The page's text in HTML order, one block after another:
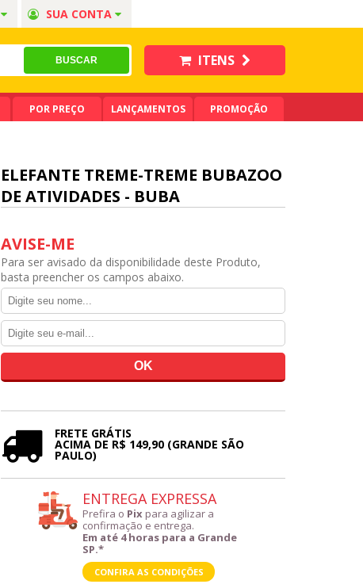
SUA CONTA
ITENS
POR PREÇO LANÇAMENTOS PROMOÇÃO
ELEFANTE TREME-TREME BUBAZOO
DE ATIVIDADES - BUBA
AVISE-ME
Para ser avisado da disponibilidade deste Produto,
basta preencher os campos abaixo.
FRETE GRÁTIS
ACIMA DE R$ 149,90 (GRANDE SÃO
PAULO)
ENTREGA EXPRESSA
Prefira o Pix para agilizar a
confirmação e entrega.
Em até 4 horas para a Grande
SP.*
CONFIRA AS CONDIÇÕES